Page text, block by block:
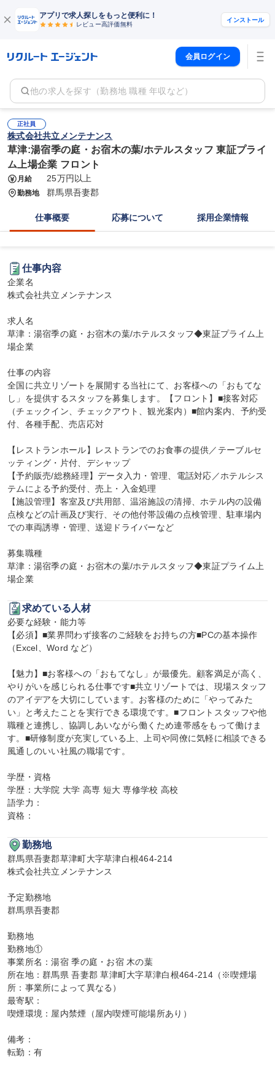
アプリで求人探しをもっと便利に！
レビュー高評価無料
インストール
会員ログイン
他の求人を探す（勤務地 職種 年収など）
正社員
株式会社共立メンテナンス
草津:湯宿季の庭・お宿木の葉/ホテルスタッフ 東証プライ
ム上場企業 フロント
月給 25万円以上
勤務地 群馬県吾妻郡
仕事概要 応募について 採用企業情報
仕事内容
企業名
株式会社共立メンテナンス
求人名
草津：湯宿季の庭・お宿木の葉/ホテルスタッフ◆東証プライム上
場企業
仕事の内容
全国に共立リゾートを展開する当社にて、お客様への「おもてな
し」を提供するスタッフを募集します。【フロント】■接客対応
（チェックイン、チェックアウト、観光案内）■館内案内、予約受
付、各種手配、売店応対
【レストランホール】レストランでのお食事の提供／テーブルセ
ッティング・片付、デシャップ
【予約販売/総務経理】データ入力・管理、電話対応／ホテルシス
テムによる予約受付、売上・入金処理
【施設管理】客室及び共用部、温浴施設の清掃、ホテル内の設備
点検などの計画及び実行、その他付帯設備の点検管理、駐車場内
での車両誘導・管理、送迎ドライバーなど
募集職種
草津：湯宿季の庭・お宿木の葉/ホテルスタッフ◆東証プライム上
場企業
求めている人材
必要な経験・能力等
【必須】■業界問わず接客のご経験をお持ちの方■PCの基本操作
（Excel、Word など）
【魅力】■お客様への「おもてなし」が最優先。顧客満足が高く、
やりがいを感じられる仕事です■共立リゾートでは、現場スタッフ
のアイデアを大切にしています。お客様のために「やってみた
い」と考えたことを実行できる環境です。■フロントスタッフや他
職種と連携し、協調しあいながら働くため連帯感をもって働けま
す。■研修制度が充実している上、上司や同僚に気軽に相談できる
風通しのいい社風の職場です。
学歴・資格
学歴：大学院 大学 高専 短大 専修学校 高校
語学力：
資格：
勤務地
群馬県吾妻郡草津町大字草津白根464-214
株式会社共立メンテナンス
予定勤務地
群馬県吾妻郡
勤務地
勤務地①
事業所名：湯宿 季の庭・お宿 木の葉
所在地：群馬県 吾妻郡 草津町大字草津白根464-214（※喫煙場
所：事業所によって異なる）
最寄駅：
喫煙環境：屋内禁煙（屋内喫煙可能場所あり）
備考：
転勤：有